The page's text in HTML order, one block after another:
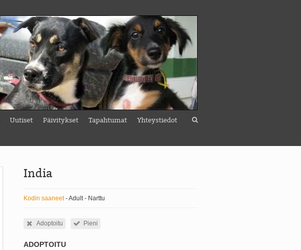
Uutiset Päivitykset Tapahtumat Yhteystiedot
India
Kodin saaneet- Adult - Narttu
Adoptoitu Pieni
ADOPTOITU